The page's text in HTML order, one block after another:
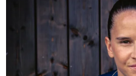
NIE
Some
292